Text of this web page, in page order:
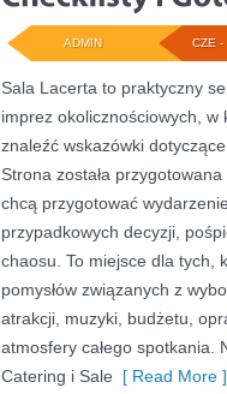
CZE -
ADMIN
Sala Lacerta to praktyczny
imprez okolicznościowych, w
znaleźć wskazówki
Strona została
chcą przygotować
przypadkowych decyzji,
chaosu. To miejsce dla tych,
pomysłów związanych z
atrakcji, muzyki, budżetu,
atmosfery całego spotkania.
Catering i Sale [ Read More ]